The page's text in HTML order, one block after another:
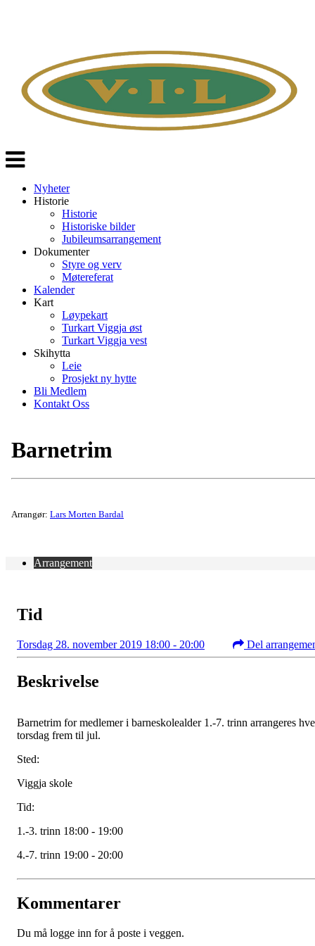
Veksle
navigasjon
Nyheter
Historie
Historie
Historiske bilder
Jubileumsarrangement
Dokumenter
Styre og verv
Møtereferat
Kalender
Kart
Løypekart
Turkart Viggja øst
Turkart Viggja vest
Skihytta
Leie
Prosjekt ny hytte
Bli Medlem
Kontakt Oss
Barnetrim
Arrangør: Lars Morten Bardal
Arrangement
Tid
Torsdag 28. november 2019 18:00 - 20:00 Del
Beskrivelse
Barnetrim for medlemer i barneskolealder 1.-7. trinn arrangeres
torsdag frem til jul.
Sted:
Viggja skole
Tid:
1.-3. trinn 18:00 - 19:00
4.-7. trinn 19:00 - 20:00
Kommentarer
Du må logge inn for å poste i veggen.